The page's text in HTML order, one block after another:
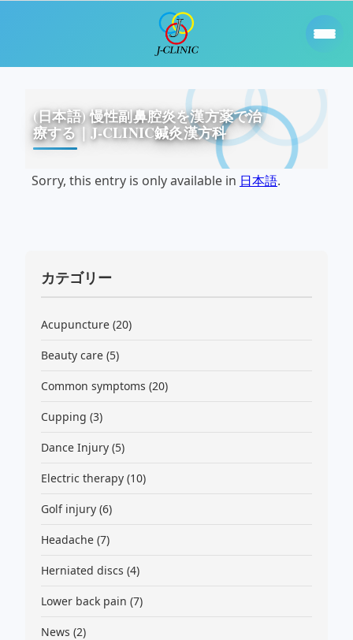
(日本語) 慢性副鼻腔炎を漢方薬で治
療する｜J-CLINIC鍼灸漢方科
Sorry, this entry is only available in 日本語.
カテゴリー
Acupuncture (20)
Beauty care (5)
Common symptoms (20)
Cupping (3)
Dance Injury (5)
Electric therapy (10)
Golf injury (6)
Headache (7)
Herniated discs (4)
Lower back pain (7)
News (2)